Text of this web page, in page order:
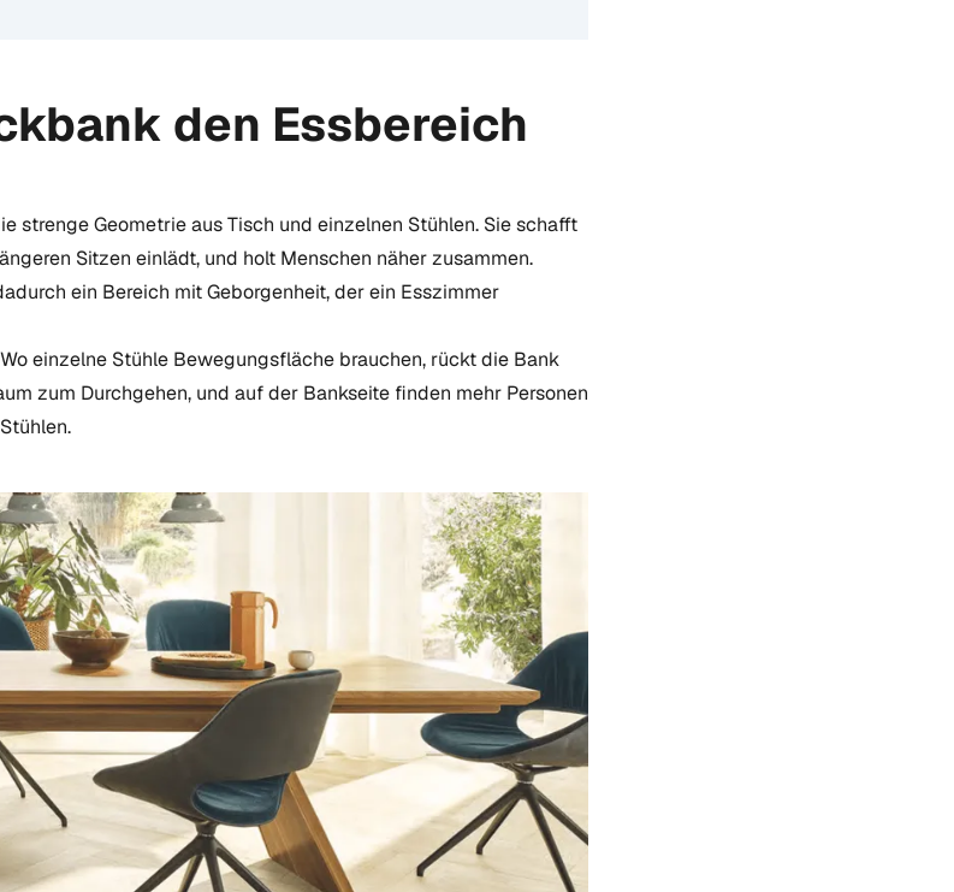
den Essbereich
strenge Geometrie aus Tisch und einzelnen Stühlen. Sie schafft
Sitzen einlädt, und holt Menschen näher zusammen.
ein Bereich mit Geborgenheit, der ein Esszimmer
einzelne Stühle Bewegungsfläche brauchen, rückt die Bank
zum Durchgehen, und auf der Bankseite finden mehr Personen